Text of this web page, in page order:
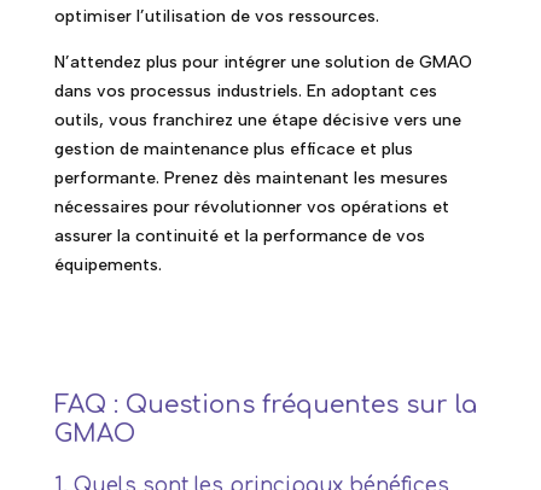
optimiser l’utilisation de vos ressources.
N’attendez plus pour intégrer une solution de GMAO
dans vos processus industriels. En adoptant ces
outils, vous franchirez une étape décisive vers une
gestion de maintenance plus efficace et plus
performante. Prenez dès maintenant les mesures
nécessaires pour révolutionner vos opérations et
assurer la continuité et la performance de vos
équipements.
FAQ : Questions fréquentes sur la
GMAO